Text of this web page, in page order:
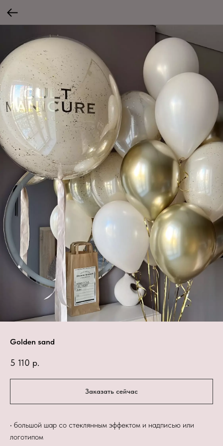
Golden sand
5 110 р.
Заказать сейчас
• большой шар со стеклянным эффектом и надписью или
логотипом